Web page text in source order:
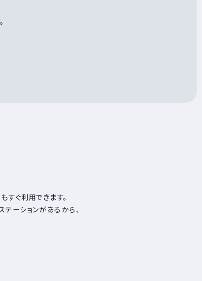
すぐ利用できます。
ーションがあるから、